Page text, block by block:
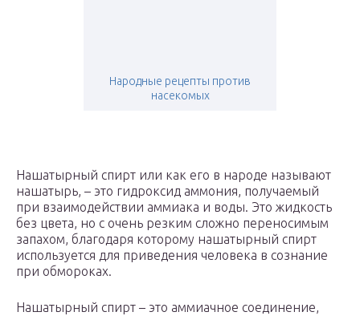
Народные рецепты против
насекомых
Нашатырный спирт или как его в народе называют
нашатырь, – это гидроксид аммония, получаемый
при взаимодействии аммиака и воды. Это жидкость
без цвета, но с очень резким сложно переносимым
запахом, благодаря которому нашатырный спирт
используется для приведения человека в сознание
при обмороках.
Нашатырный спирт – это аммиачное соединение,